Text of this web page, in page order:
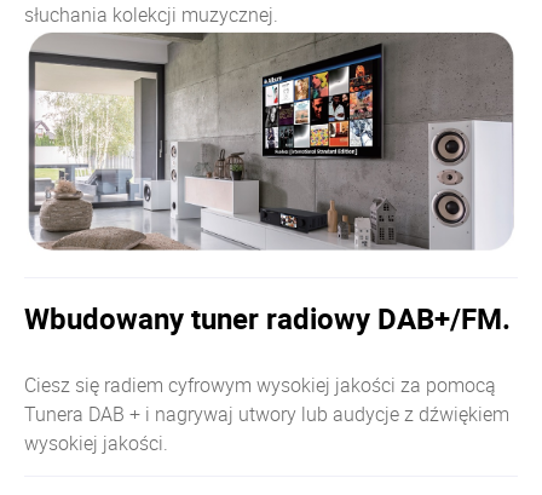
słuchania kolekcji muzycznej.
Wbudowany tuner radiowy DAB+/FM.
Ciesz się radiem cyfrowym wysokiej jakości za pomocą
Tunera DAB + i nagrywaj utwory lub audycje z dźwiękiem
wysokiej jakości.